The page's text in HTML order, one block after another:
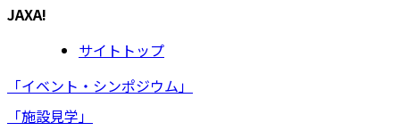
JAXA!
サイトトップ
「イベント・シンポジウム」
「施設見学」